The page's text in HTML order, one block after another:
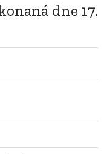
dne 17.